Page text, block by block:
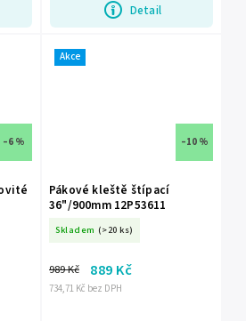
Detail
–6 %
Akce
–10 %
Pákové kleště štípací
36"/900mm 12P53611
Skladem (>20 ks)
734,71 Kč bez DPH
989 Kč 889 Kč